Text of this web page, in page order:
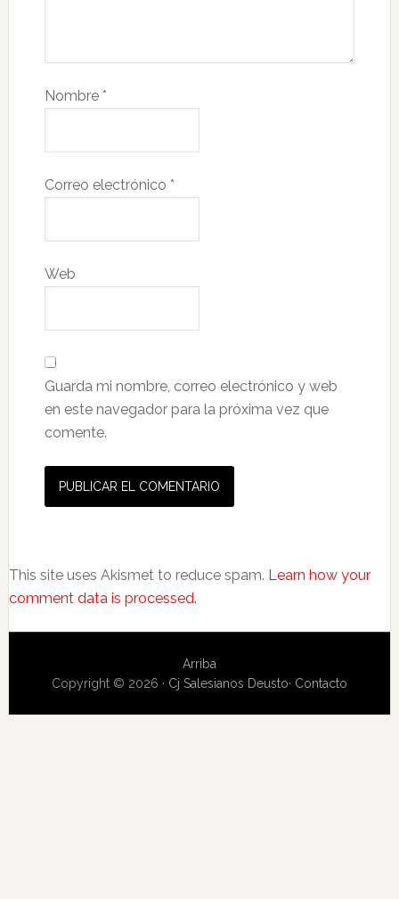
Nombre *
Correo electrónico *
Web
Guarda mi nombre, correo electrónico y web
en este navegador para la próxima vez que
comente.
This site uses Akismet to reduce spam. Learn how your
comment data is processed.
Arriba
Copyright © 2026 · Cj Salesianos Deusto· Contacto